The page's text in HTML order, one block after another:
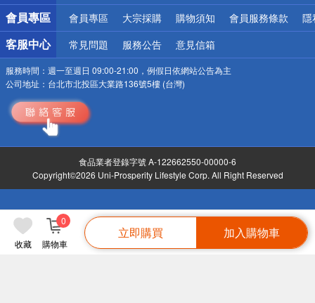
收藏 購物車
0
立即購買 加入購物車
會員專區 會員專區 大宗採購 購物須知 會員服務條款 隱
客服中心 常見問題 服務公告 意見信箱
服務時間： 週一至週日 09:00-21:00，例假日依網站公告為主
公司地址： 台北市北投區大業路136號5樓 (台灣)
食品業者登錄字號 A-122662550-00000-6
Copyright©2026 Uni-Prosperity Lifestyle Corp. All Right Reserved